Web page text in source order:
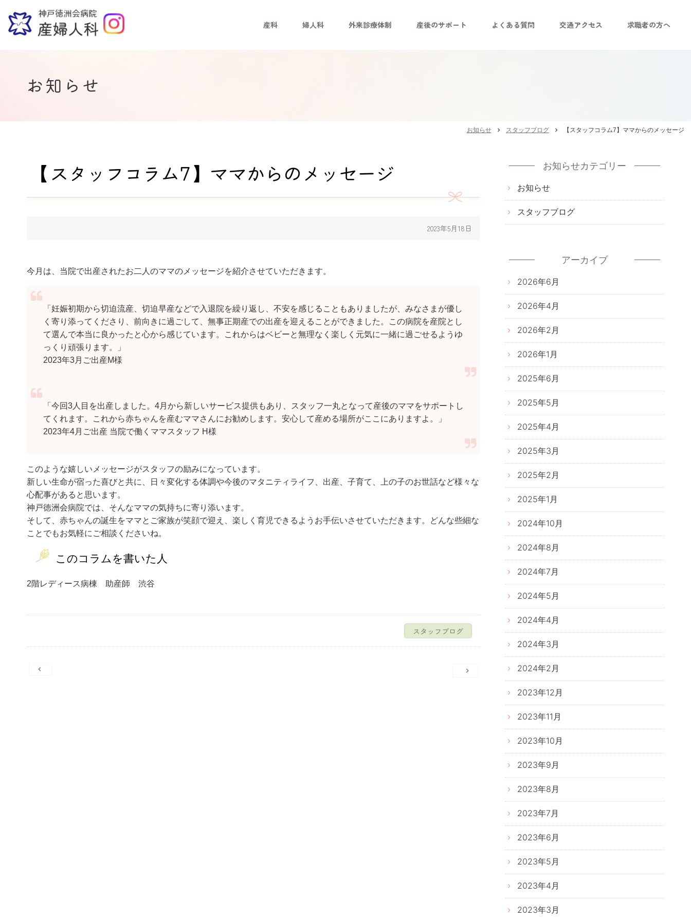
産科 婦人科 外来診療体制 産後のサポート よくある質問 交通アクセス 求職者の方へ
お知らせ
お知らせ chevron_right スタッフブログ chevron_right 【スタッフコラム7】ママからのメッセージ
【スタッフコラム7】ママからのメッセージ
2023年5月18日
今月は、当院で出産されたお二人のママのメッセージを紹介させていただきます。
「妊娠初期から切迫流産、切迫早産などで入退院を繰り返し、不安を感じることもありましたが、みなさまが優し
く寄り添ってくださり、前向きに過ごして、無事正期産での出産を迎えることができました。この病院を産院とし
て選んで本当に良かったと心から感じています。これからはベビーと無理なく楽しく元気に一緒に過ごせるようゆ
っくり頑張ります。」
2023年3月ご出産M様
「今回3人目を出産しました。4月から新しいサービス提供もあり、スタッフ一丸となって産後のママをサポートし
てくれます。これから赤ちゃんを産むママさんにお勧めします。安心して産める場所がここにありますよ。」
2023年4月ご出産 当院で働くママスタッフ H様
このような嬉しいメッセージがスタッフの励みになっています。
新しい生命が宿った喜びと共に、日々変化する体調や今後のマタニティライフ、出産、子育て、上の子のお世話など様々な
心配事があると思います。
神戸徳洲会病院では、そんなママの気持ちに寄り添います。
そして、赤ちゃんの誕生をママとご家族が笑顔で迎え、楽しく育児できるようお手伝いさせていただきます。どんな些細な
ことでもお気軽にご相談くださいね。
このコラムを書いた人
2階レディース病棟 助産師 渋谷
スタッフブログ
投
お知らせカテゴリー
お知らせ
スタッフブログ
アーカイブ
2026年6月
2026年4月
2026年2月
2026年1月
2025年6月
2025年5月
2025年4月
2025年3月
2025年2月
2025年1月
2024年10月
2024年8月
2024年7月
2024年5月
2024年4月
2024年3月
2024年2月
2023年12月
2023年11月
2023年10月
2023年9月
2023年8月
2023年7月
2023年6月
2023年5月
2023年4月
2023年3月